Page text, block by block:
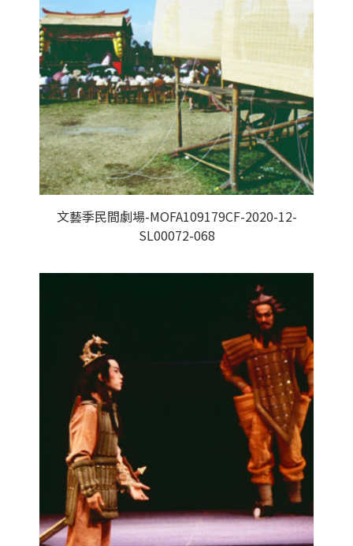
文藝季民間劇場-MOFA109179CF-2020-12-
SL00072-068